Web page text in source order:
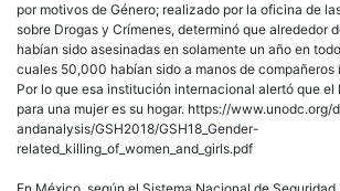
por motivos de Género; realizado por la oficina de
sobre Drogas y Crímenes, determinó que alrededor
habían sido asesinadas en solamente un año en
cuales 50,000 habían sido a manos de compañeros
Por lo que esa institución internacional alertó que el
para una mujer es su hogar. https://www.unodc.org/
andanalysis/GSH2018/GSH18_Gender-
related_killing_of_women_and_girls.pdf